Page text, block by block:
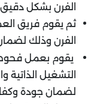
الفرن بشكل
ثم يقوم فريق
الفرن وذلك
يقوم بعمل
التشغيل
لضمان جودة